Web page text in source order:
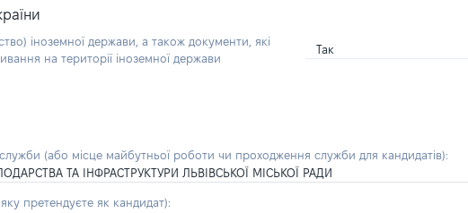
іноземної держави, а також документи, які
на території іноземної держави
Так
(або місце майбутньої роботи чи проходження служби для кандидатів):
ТА ІНФРАСТРУКТУРИ ЛЬВІВСЬКОЇ МІСЬКОЇ РАДИ
претендуєте як кандидат):